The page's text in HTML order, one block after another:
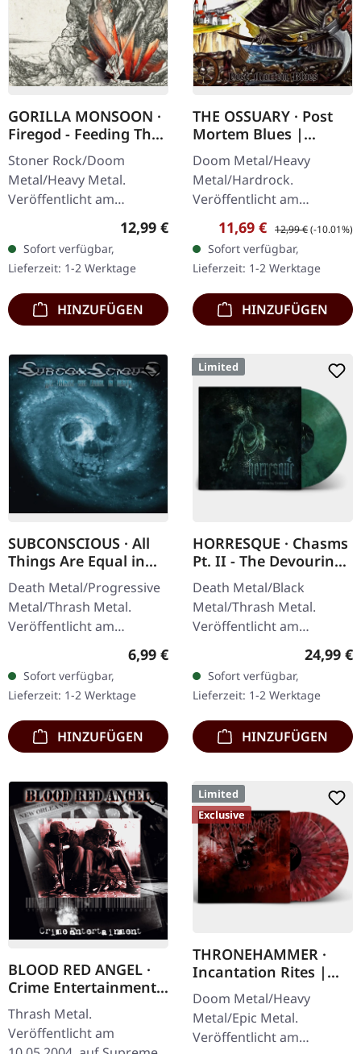
GORILLA MONSOON ·
Firegod - Feeding The
Beast | CD
Stoner Rock/Doom
Metal/Heavy Metal.
Veröffentlicht am
11.05.2018, auf Supreme
Chaos Records. CD im
Jewelcase mit 8-seitigem
Booklet. Das dritte
Album…
Regulärer Preis:
12,99 €
Sofort verfügbar,
Lieferzeit: 1-2 Werktage
HINZUFÜGEN
THE OSSUARY · Post
Mortem Blues |
DIGIPAK CD
Doom Metal/Heavy
Metal/Hardrock.
Veröffentlicht am
17.02.2017, auf Supreme
Chaos Records. Limitierte
Erstauflage als Digipak.
Debüt-Album der…
Verkaufspreis:
11,69 € Regulärer Preis:
12,99 €(-10.01%)
Sofort verfügbar,
Lieferzeit: 1-2 Werktage
HINZUFÜGEN
SUBCONSCIOUS · All
Things Are Equal in
Death | CD
Death Metal/Progressive
Metal/Thrash Metal.
Veröffentlicht am
08.08.2008, auf Supreme
Chaos Records. CD im
Jewelcase mit 8-seitigem
Booklet.…
Regulärer Preis:
6,99 €
Sofort verfügbar,
Lieferzeit: 1-2 Werktage
HINZUFÜGEN
Limited
HORRESQUE · Chasms
Pt. II - The Devouring
Exorbitance |
MARBLED LP
Death Metal/Black
Metal/Thrash Metal.
Veröffentlicht am
22.03.2024, auf Supreme
Chaos Records. Exklusives
'Malstrom
Clear/Grün/Schwarz
marmoriertes'…
24,99 €
Sofort verfügbar,
Lieferzeit: 1-2 Werktage
HINZUFÜGEN
BLOOD RED ANGEL ·
Crime Entertainment |
CD
Thrash Metal.
Veröffentlicht am
Limited
Exclusive
THRONEHAMMER ·
Incantation Rites |
SPLATTER 2LP
Doom Metal/Heavy
Metal/Epic Metal.
Veröffentlicht am